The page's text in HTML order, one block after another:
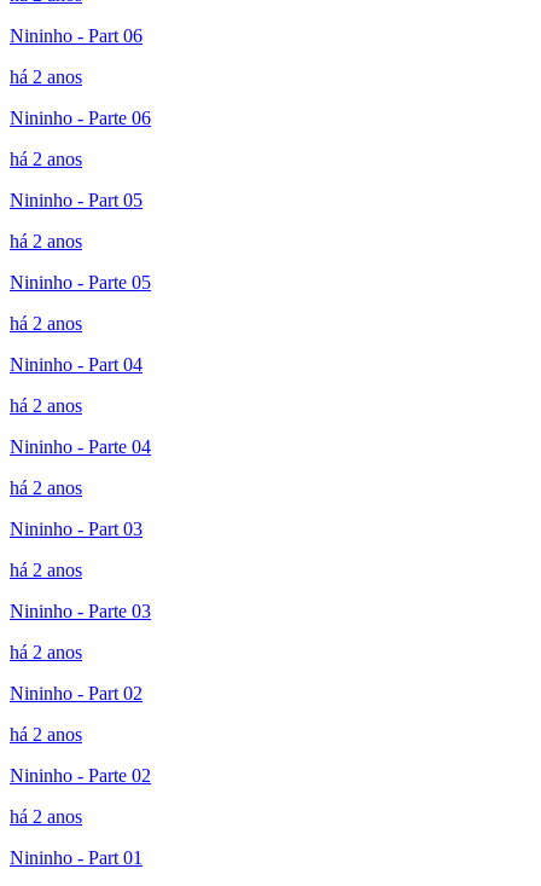
Nininho - Part 06
há 2 anos
Nininho - Parte 06
há 2 anos
Nininho - Part 05
há 2 anos
Nininho - Parte 05
há 2 anos
Nininho - Part 04
há 2 anos
Nininho - Parte 04
há 2 anos
Nininho - Part 03
há 2 anos
Nininho - Parte 03
há 2 anos
Nininho - Part 02
há 2 anos
Nininho - Parte 02
há 2 anos
Nininho - Part 01